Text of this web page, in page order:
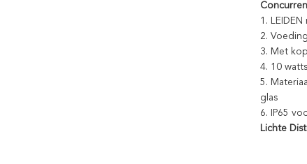
1.
2.
3. Met
4. 10
5.
glas
6.
IP65
Lichte